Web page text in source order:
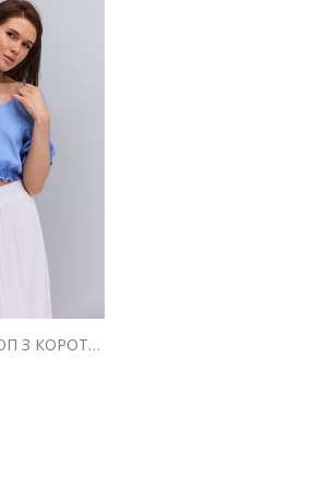
ЖІНОЧИЙ КРОП-ТОП З КОРОТКИМИ РУКАВАМИ-ЛІХТАРИКАМИ БЛАКИТНИЙ